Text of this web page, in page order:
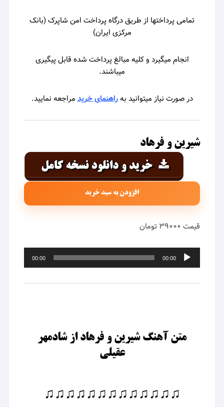
تمامی پرداختها از طریق درگاه پرداخت امن شاپرک (بانک
مرکزی ایران)
انجام میگیرد و کلیه مبالغ پرداخت شده قابل پیگیری
میباشند.
در صورت نیاز میتوانید به راهنمای خریدمراجعه نمایید.
شیرین و فرهاد
افزودن به سبد خرید
قیمت ۳۹۰۰۰ تومان
پخش‌کننده
صوت
00:00
00:00
متن آهنگ شیرین و فرهاد از شادمهر
عقیلی
♫♫♫♫♫♫♫♫♫♫♫♫♫